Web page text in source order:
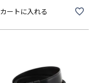
カートに入れる